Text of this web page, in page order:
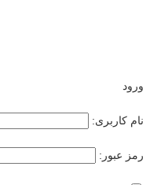
ورود
نام کاربری:
رمز عبور: